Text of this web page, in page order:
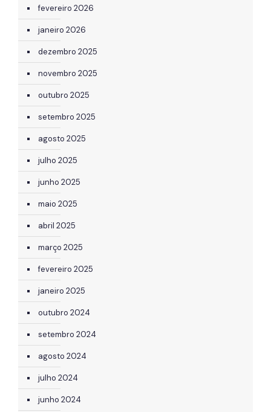
fevereiro 2026
janeiro 2026
dezembro 2025
novembro 2025
outubro 2025
setembro 2025
agosto 2025
julho 2025
junho 2025
maio 2025
abril 2025
março 2025
fevereiro 2025
janeiro 2025
outubro 2024
setembro 2024
agosto 2024
julho 2024
junho 2024